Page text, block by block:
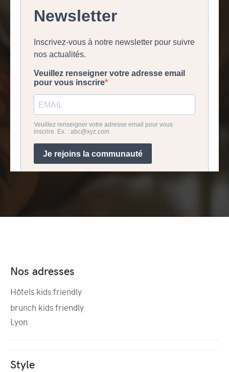
Nos adresses
Hôtels kids friendly
brunch kids friendly
Lyon
Style